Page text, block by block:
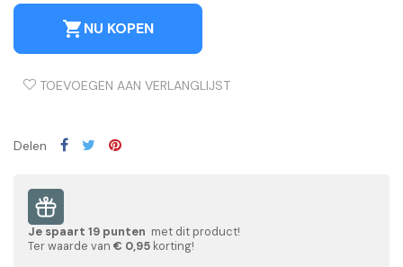
shopping_cartNU KOPEN
TOEVOEGEN AAN VERLANGLIJST
Delen
Je spaart 19 punten met dit product!
Ter waarde van € 0,95 korting!